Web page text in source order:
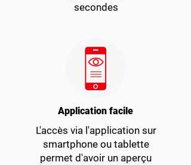
secondes
Application facile
L'accès via l'application sur
smartphone ou tablette
permet d'avoir un aperçu